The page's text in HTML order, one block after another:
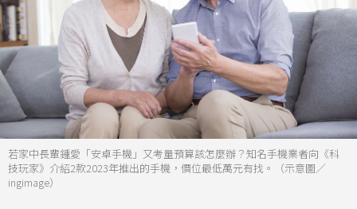
若家中長輩鍾愛「安卓手機」又考量預算該怎麼辦？知名手機業者向《科
技玩家》介紹2款2023年推出的手機，價位最低萬元有找。（示意圖／
ingimage）